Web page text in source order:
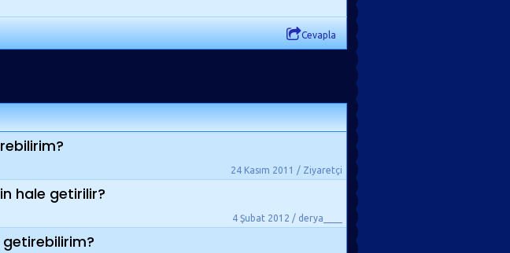
Cevapla
24 Kasım 2011 / Ziyaretçi
hale getirilir?
4 Şubat 2012 / derya____
getirebilirim?